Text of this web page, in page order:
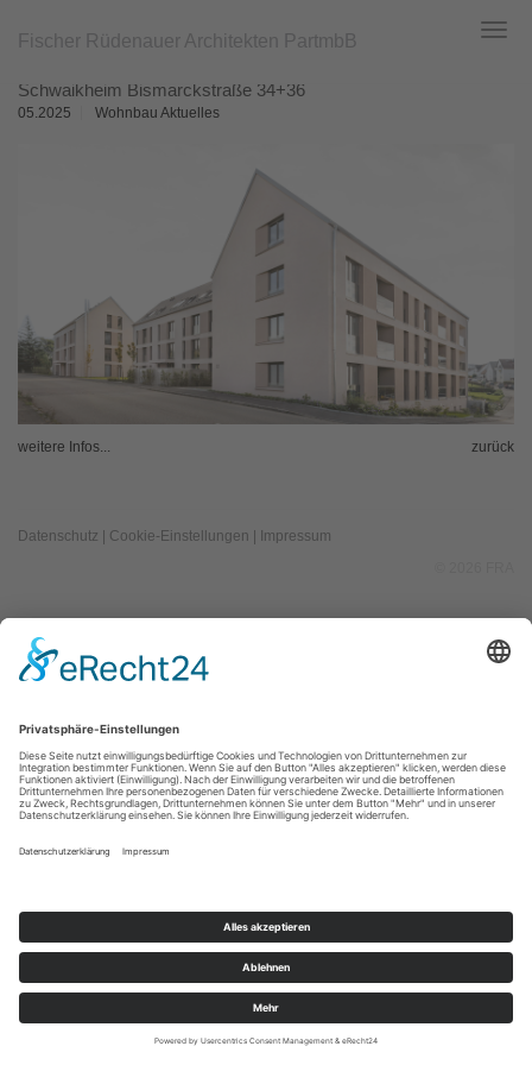
Hauptinhalt
springen
Fischer Rüdenauer Architekten PartmbB
Schwaikheim Bismarckstraße 34+36
05.2025 Wohnbau Aktuelles
weitere Infos... zurück
Datenschutz | Cookie-Einstellungen | Impressum